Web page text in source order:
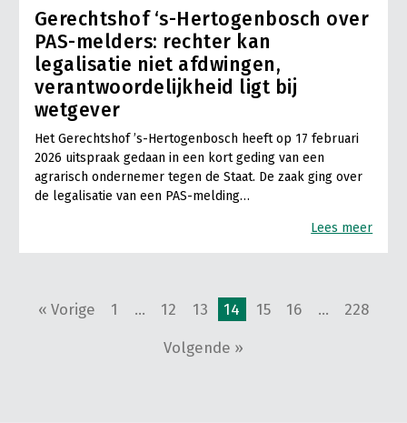
Gerechtshof ‘s-Hertogenbosch over
PAS-melders: rechter kan
legalisatie niet afdwingen,
verantwoordelijkheid ligt bij
wetgever
Het Gerechtshof ’s-Hertogenbosch heeft op 17 februari
2026 uitspraak gedaan in een kort geding van een
agrarisch ondernemer tegen de Staat. De zaak ging over
de legalisatie van een PAS-melding…
Lees meer
« Vorige 1 … 12 13 14 15 16 … 228
Volgende »